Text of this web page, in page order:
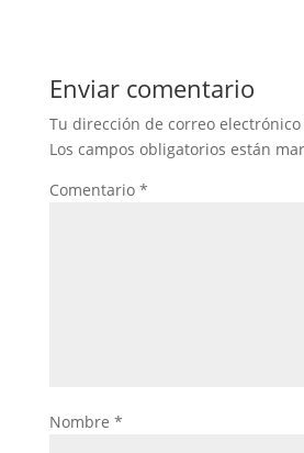
Enviar comentario
Tu dirección de correo
Los campos obligatorios están
Comentario *
Nombre *